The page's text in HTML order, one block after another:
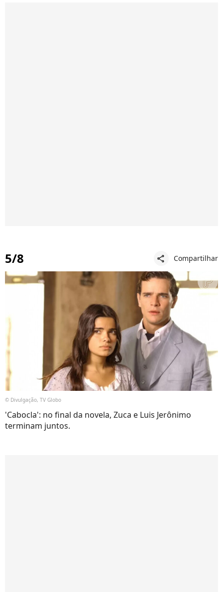
5/8 share Compartilhar
© Divulgação, TV Globo
'Cabocla': no final da novela, Zuca e Luis Jerônimo
terminam juntos.